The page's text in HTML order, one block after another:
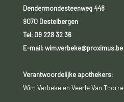
Dendermondesteenweg 448
9070 Destelbergen
Tel: 09 228 32 36
E-mail: wim.verbeke@proximus.be
Verantwoordelijke apothekers:
Wim Verbeke en Veerle Van Thorre